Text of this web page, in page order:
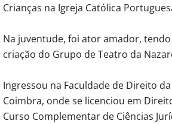
Crianças na Igreja Católica
Na juventude, foi ator amador,
criação do Grupo de Teatro da
Ingressou na Faculdade de Direito
Coimbra, onde se licenciou em
Curso Complementar de Ciências